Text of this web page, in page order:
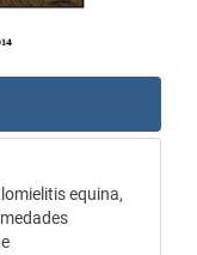
equina,